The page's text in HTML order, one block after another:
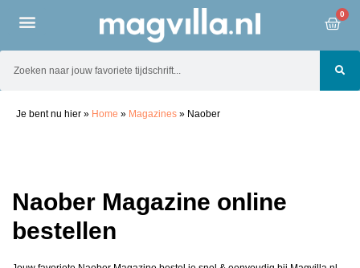
0
Je bent nu hier » Home » Magazines » Naober
Naober Magazine online
bestellen